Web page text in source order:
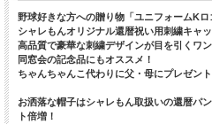
野球好きな方への贈り物「ユニフォームKロ
シャレもんオリジナル還暦祝い用刺繍キャッ
高品質で豪華な刺繍デザインが目を引くワ
同窓会の記念品にもオススメ！
ちゃんちゃんこ代わりに父・母にプレゼン
お洒落な帽子はシャレもん取扱いの還暦パ
ト倍増！